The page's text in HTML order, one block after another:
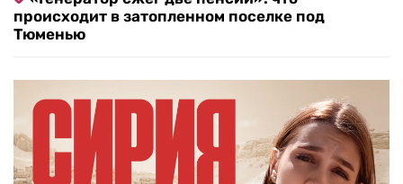
происходит в затопленном поселке под
Тюменью